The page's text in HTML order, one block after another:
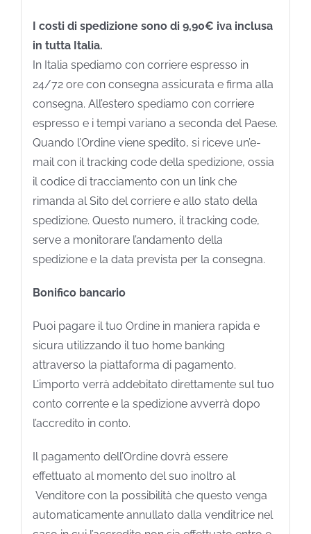
I costi di spedizione sono di 9,90€ iva inclusa
in tutta Italia.
In Italia spediamo con corriere espresso in
24/72 ore con consegna assicurata e firma alla
consegna. All’estero spediamo con corriere
espresso e i tempi variano a seconda del Paese.
Quando l’Ordine viene spedito, si riceve un’e-
mail con il tracking code della spedizione, ossia
il codice di tracciamento con un link che
rimanda al Sito del corriere e allo stato della
spedizione. Questo numero, il tracking code,
serve a monitorare l’andamento della
spedizione e la data prevista per la consegna.
Bonifico bancario
Puoi pagare il tuo Ordine in maniera rapida e
sicura utilizzando il tuo home banking
attraverso la piattaforma di pagamento.
L’importo verrà addebitato direttamente sul tuo
conto corrente e la spedizione avverrà dopo
l’accredito in conto.
Il pagamento dell’Ordine dovrà essere
effettuato al momento del suo inoltro al
Venditore con la possibilità che questo venga
automaticamente annullato dalla venditrice nel